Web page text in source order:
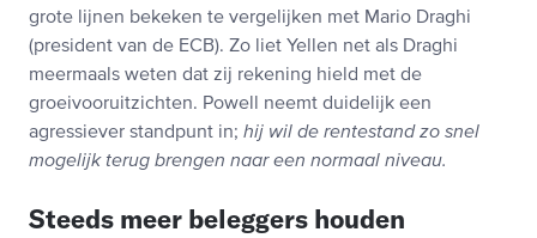
grote lijnen bekeken te vergelijken met Mario Draghi
(president van de ECB). Zo liet Yellen net als Draghi
meermaals weten dat zij rekening hield met de
groeivooruitzichten. Powell neemt duidelijk een
agressiever standpunt in; hij wil de rentestand zo snel
mogelijk terug brengen naar een normaal niveau.
Steeds meer beleggers houden